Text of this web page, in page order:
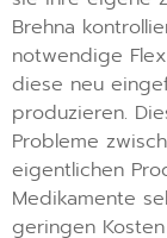
Brehna
notwendige
diese neu
produzieren.
Probleme
eigentlichen
Medikamente
geringen